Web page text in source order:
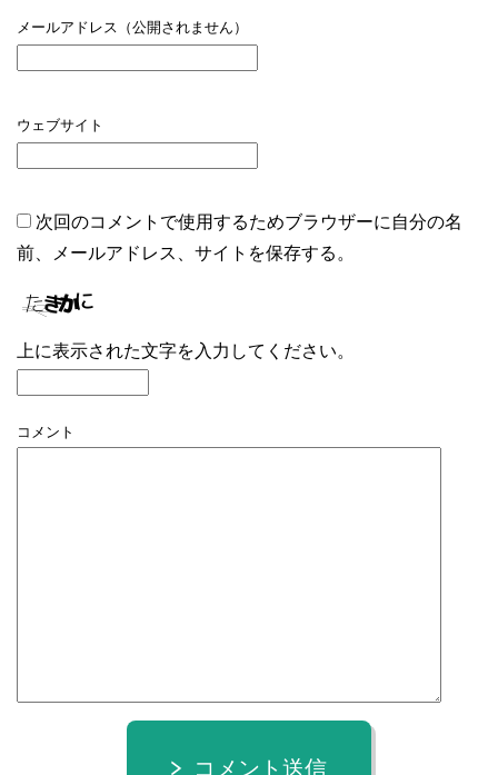
メールアドレス（公開されません）
ウェブサイト
次回のコメントで使用するためブラウザーに自分の名
前、メールアドレス、サイトを保存する。
上に表示された文字を入力してください。
コメント
コメント送信